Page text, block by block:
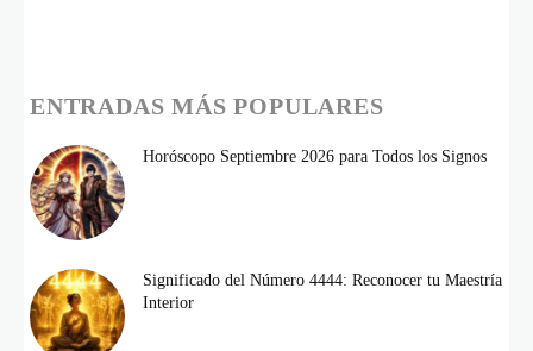
ENTRADAS MÁS POPULARES
Horóscopo Septiembre 2026 para Todos los Signos
Significado del Número 4444: Reconocer tu Maestría
Interior